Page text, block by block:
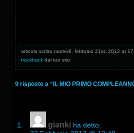
articolo scritto martedì, febbraio 21st, 2012 at
trackback dal tuo sito.
9 risposte a “IL MIO PRIMO
gianki ha detto: